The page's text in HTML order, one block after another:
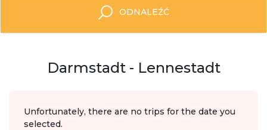
ODNALEŹĆ
Darmstadt - Lennestadt
Unfortunately, there are no trips for the date you
selected.